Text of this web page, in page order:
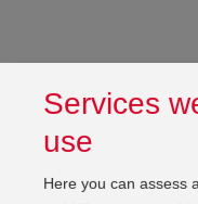
Unsere
KWI wurde mit der
Services
use
Here you can assess